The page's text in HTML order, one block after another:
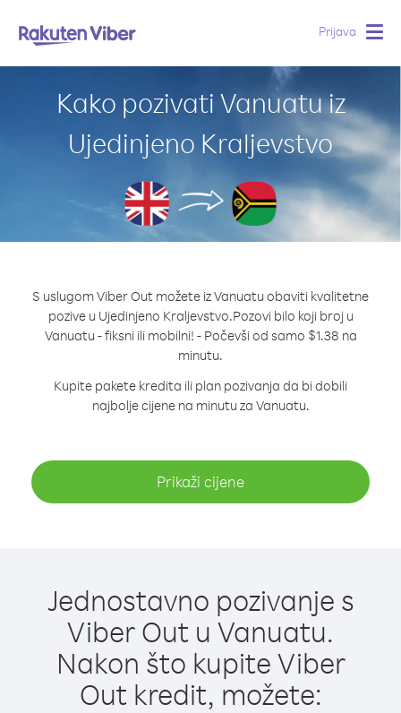
Prijava
Kako pozivati Vanuatu iz
Ujedinjeno Kraljevstvo
S uslugom Viber Out možete iz Vanuatu obaviti kvalitetne
pozive u Ujedinjeno Kraljevstvo.Pozovi bilo koji broj u
Vanuatu - fiksni ili mobilni! - Počevši od samo $1.38 na
minutu.
Kupite pakete kredita ili plan pozivanja da bi dobili
najbolje cijene na minutu za Vanuatu.
Prikaži cijene
Jednostavno pozivanje s
Viber Out u Vanuatu.
Nakon što kupite Viber
Out kredit, možete: